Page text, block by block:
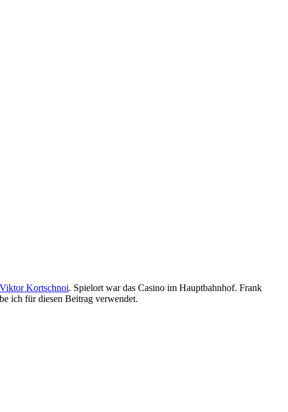
Viktor Kortschnoi. Spielort war das Casino im Hauptbahnhof. Frank
ich für diesen Beitrag verwendet.